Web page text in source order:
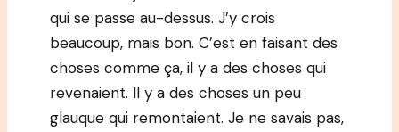
qui se passe au-dessus. J’y crois
beaucoup, mais bon. C’est en faisant des
choses comme ça, il y a des choses qui
revenaient. Il y a des choses un peu
glauque qui remontaient. Je ne savais pas,